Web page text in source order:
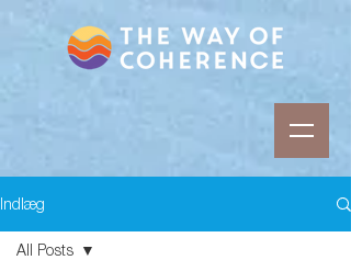
Indlæg
All Posts